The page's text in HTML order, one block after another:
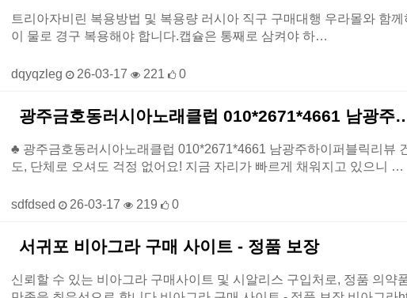
트리아자비린 복용방법 및 복용량 러시아 직구 구매대행 우라몰와 함
이 물로 경구 복용해야 합니다.캡슐은 통째로 삼켜야 하…
dqyqzleg 26-03-17 221 0
광주금호동러시아노래클럽 010*2671*4661 남광주
♣ 광주금호동러시아노래클럽 010*2671*4661 남광주하이퍼블릭리뷰
도, 단체로 오셔도 걱정 없어요! 지금 자리가 빠르게 채워지고 있으니 …
sdfdsed 26-03-17 219 0
서귀포 비아그라 구매 사이트 - 정품 보장
신뢰할 수 있는 비아그라 구매사이트 및 시알리스 구입처로, 정품 의